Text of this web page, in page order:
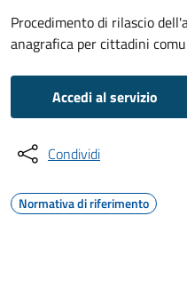
Procedimento di rilascio
anagrafica per cittadini
Accedi al servizio
Condividi
Normativa di riferimento